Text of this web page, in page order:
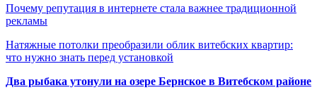
Почему репутация в интернете стала важнее традиционной
рекламы
Натяжные потолки преобразили облик витебских квартир:
что нужно знать перед установкой
Два рыбака утонули на озере Бернское в Витебском районе